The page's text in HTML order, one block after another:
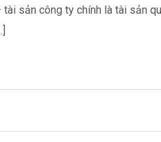
tài sản công ty chính là tài sản